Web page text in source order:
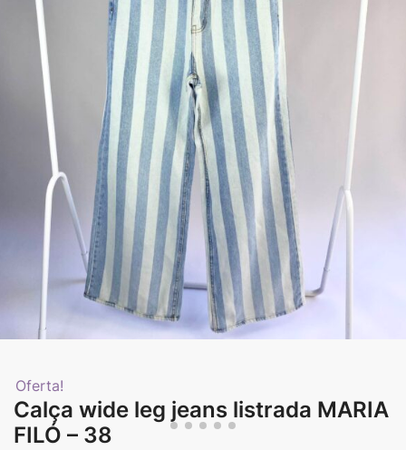
Oferta!
Calça wide leg jeans listrada MARIA
FILÓ – 38